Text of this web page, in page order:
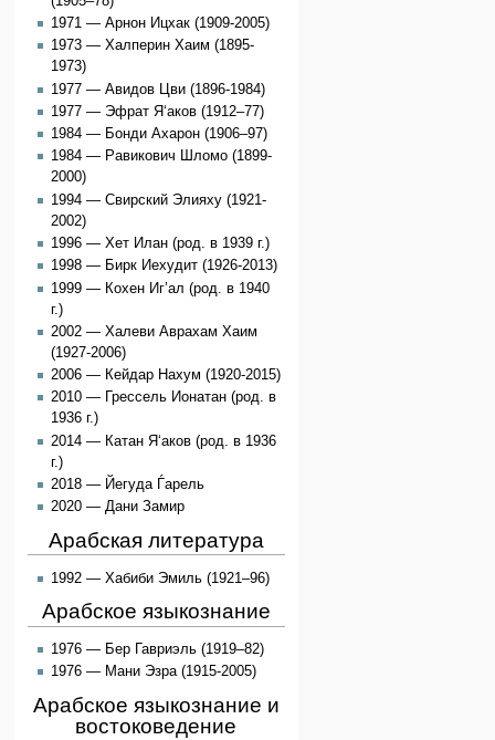
1971 — Арнон Ицхак (1909-2005)
1973 — Халперин Хаим (1895-
1973)
1977 — Авидов Цви (1896-1984)
1977 — Эфрат Я‘аков (1912–77)
1984 — Бонди Ахарон (1906–97)
1984 — Равикович Шломо (1899-
2000)
1994 — Свирский Элияху (1921-
2002)
1996 — Хет Илан (род. в 1939 г.)
1998 — Бирк Иехудит (1926-2013)
1999 — Кохен Иг’ал (род. в 1940
г.)
2002 — Халеви Аврахам Хаим
(1927-2006)
2006 — Кейдар Нахум (1920-2015)
2010 — Грессель Ионатан (род. в
1936 г.)
2014 — Катан Я‘аков (род. в 1936
г.)
2018 — Йегуда Ѓарель
2020 — Дани Замир
Арабская литература
1992 — Хабиби Эмиль (1921–96)
Арабское языкознание
1976 — Бер Гавриэль (1919–82)
1976 — Мани Эзра (1915-2005)
Арабское языкознание и
востоковедение